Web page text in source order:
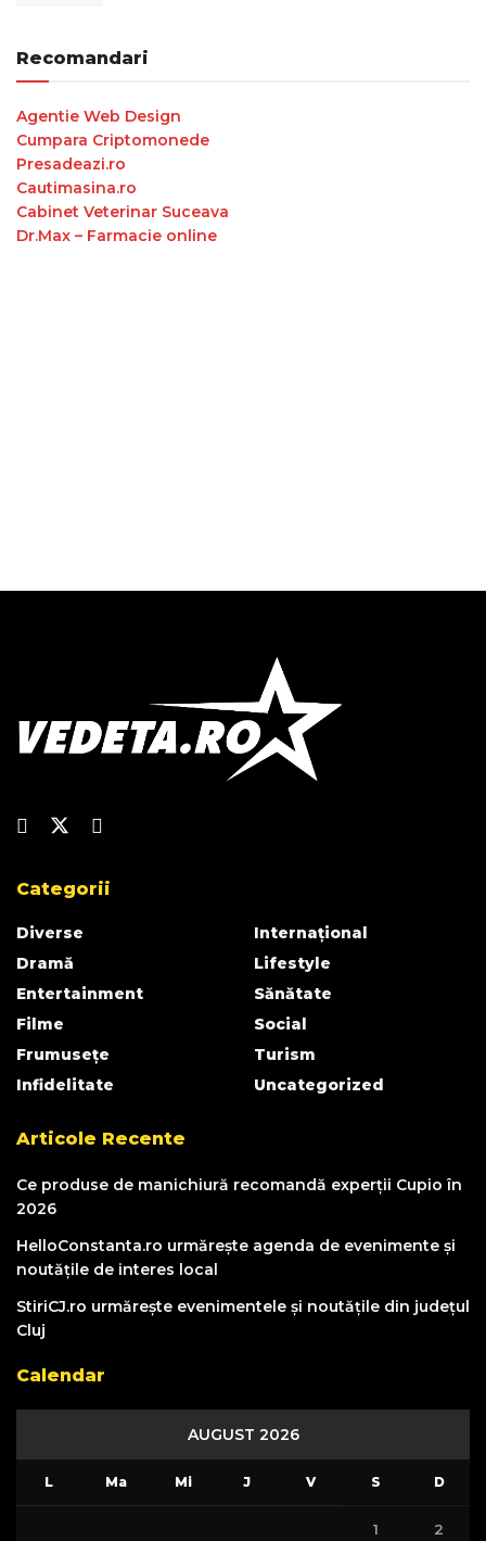
Recomandari
Agentie Web Design
Cumpara Criptomonede
Presadeazi.ro
Cautimasina.ro
Cabinet Veterinar Suceava
Dr.Max – Farmacie online
Categorii
Diverse
Dramă
Entertainment
Filme
Frumusețe
Infidelitate
Internațional
Lifestyle
Sănătate
Social
Turism
Uncategorized
Articole Recente
Ce produse de manichiură recomandă experții Cupio în
2026
HelloConstanta.ro urmărește agenda de evenimente și
noutățile de interes local
StiriCJ.ro urmărește evenimentele și noutățile din județul
Cluj
Calendar
AUGUST 2026
L Ma Mi J V S D
1 2